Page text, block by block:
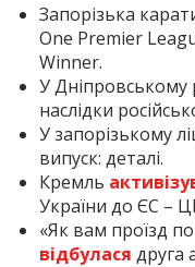
Запорізька
One Premier
Winner.
У Дніпровському
наслідки
У запорізькому
випуск: деталі.
Кремль
України до ЄС –
«Як вам проїзд
відбулася друга